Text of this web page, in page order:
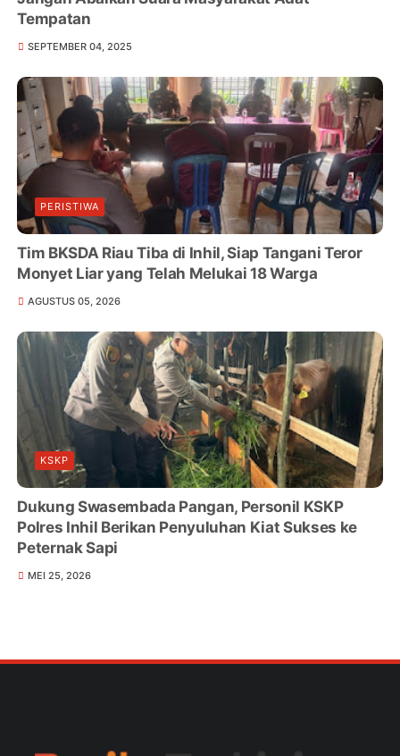
Tempatan
SEPTEMBER 04, 2025
PERISTIWA
Tim BKSDA Riau Tiba di Inhil, Siap Tangani Teror
Monyet Liar yang Telah Melukai 18 Warga
AGUSTUS 05, 2026
KSKP
Dukung Swasembada Pangan, Personil KSKP
Polres Inhil Berikan Penyuluhan Kiat Sukses ke
Peternak Sapi
MEI 25, 2026